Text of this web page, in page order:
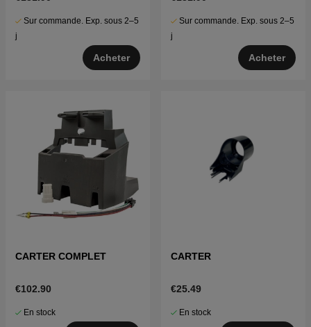
Sur commande. Exp. sous 2–5
j
Acheter
Sur commande. Exp. sous 2–5
j
Acheter
CARTER COMPLET
€102.90
En stock
CARTER
€25.49
En stock